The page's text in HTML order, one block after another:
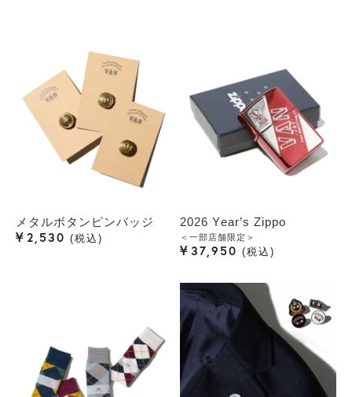
メタルボタンピンバッジ
¥ 2,530 税込
2026 Year’s Zippo
＜一部店舗限定＞
¥ 37,950 税込